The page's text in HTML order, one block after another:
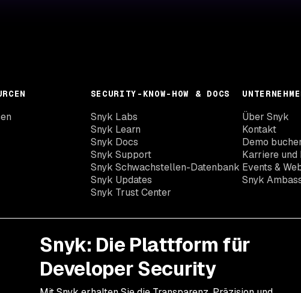
SECURITY-KNOW-HOW & DOCS
Snyk Labs
Snyk Learn
Snyk Docs
Snyk Support
Snyk Schwachstellen-Datenbank
Snyk Updates
Snyk Trust Center
Über Snyk
Kontakt
Demo
Karriere und
Events &
Snyk
Snyk: Die Plattform für
Developer Security